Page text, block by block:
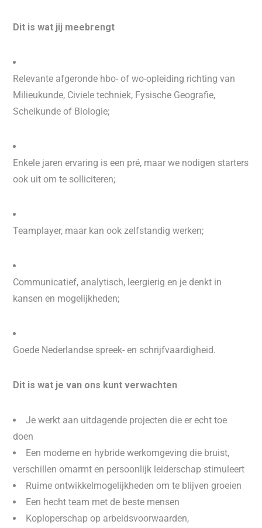
Dit is wat jij meebrengt
Relevante afgeronde hbo- of wo-opleiding richting van
Milieukunde, Civiele techniek, Fysische Geografie,
Scheikunde of Biologie;
Enkele jaren ervaring is een pré, maar we nodigen starters
ook uit om te solliciteren;
Teamplayer, maar kan ook zelfstandig werken;
Communicatief, analytisch, leergierig en je denkt in
kansen en mogelijkheden;
Goede Nederlandse spreek- en schrijfvaardigheid.
Dit is wat je van ons kunt verwachten
Je werkt aan uitdagende projecten die er echt toe
doen
Een moderne en hybride werkomgeving die bruist,
verschillen omarmt en persoonlijk leiderschap stimuleert
Ruime ontwikkelmogelijkheden om te blijven groeien
Een hecht team met de beste mensen
Koploperschap op arbeidsvoorwaarden,